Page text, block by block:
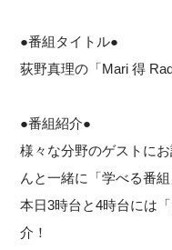
●番組タイトル●
荻野真理の「Mari 得
●番組紹介●
様々な分野のゲストに
んと一緒に「学べる番組
本日3時台と4時台には
介！